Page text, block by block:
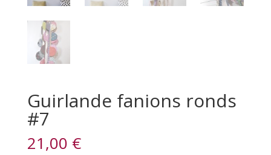
Guirlande fanions ronds
#7
21,00 €